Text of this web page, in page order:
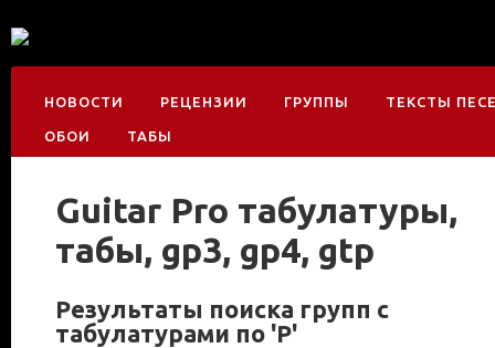
НОВОСТИ РЕЦЕНЗИИ ГРУППЫ ТЕКСТЫ
ОБОИ ТАБЫ
Guitar Pro табулатуры,
табы, gp3, gp4, gtp
Результаты поиска групп с
табулатурами по 'Р'